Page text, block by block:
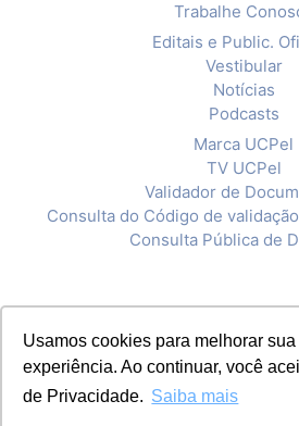
Usamos cookies para melhorar sua
experiência. Ao continuar, você
de Privacidade. Saiba mais
Trabalhe
Editais e Public.
Vestibular
Notícias
Podcasts
Marca UCPel
TV UCPel
Validador de
Consulta do Código de
Consulta Pública de
Privacidade
CNPJ: 92.238.914/0001-03 - ASSOCIAÇÃO